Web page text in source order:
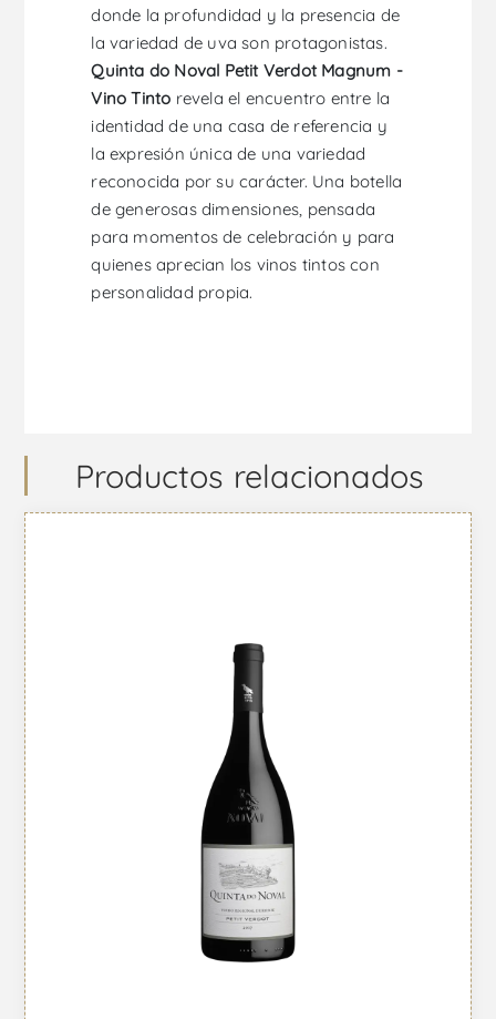
donde la profundidad y la presencia de
la variedad de uva son protagonistas.
Quinta do Noval Petit Verdot Magnum -
Vino Tinto revela el encuentro entre la
identidad de una casa de referencia y
la expresión única de una variedad
reconocida por su carácter. Una botella
de generosas dimensiones, pensada
para momentos de celebración y para
quienes aprecian los vinos tintos con
personalidad propia.
Productos relacionados